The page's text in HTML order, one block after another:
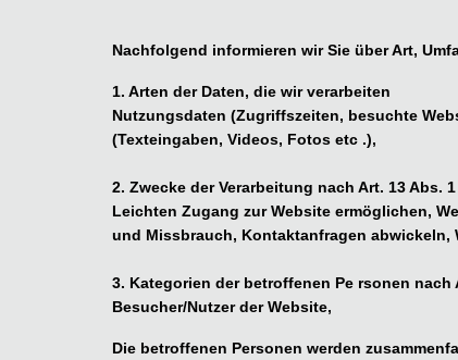
Nachfolgend informieren wir Sie über Art,
1. Arten der Daten, die wir verarbeiten
Nutzungsdaten (Zugriffszeiten, besuchte
(Texteingaben, Videos, Fotos etc .),
2. Zwecke der Verarbeitung nach Art. 13 Abs. 1
Leichten Zugang zur Website ermöglichen,
und Missbrauch, Kontaktanfragen
3. Kategorien der betroffenen Pe rsonen nach
Besucher/Nutzer der Website,
Die betroffenen Personen werden